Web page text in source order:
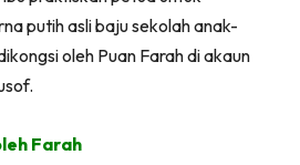
putih asli baju sekolah anak-
oleh Puan Farah di akaun
Farah